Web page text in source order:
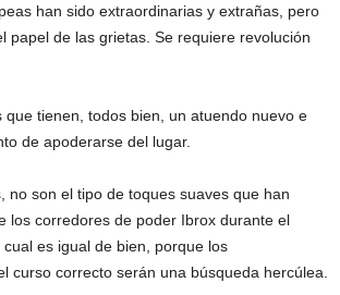
han sido extraordinarias y extrañas, pero
papel de las grietas. Se requiere revolución
que tienen, todos bien, un atuendo nuevo e
de apoderarse del lugar.
no son el tipo de toques suaves que han
los corredores de poder Ibrox durante el
es igual de bien, porque los
curso correcto serán una búsqueda hercúlea.